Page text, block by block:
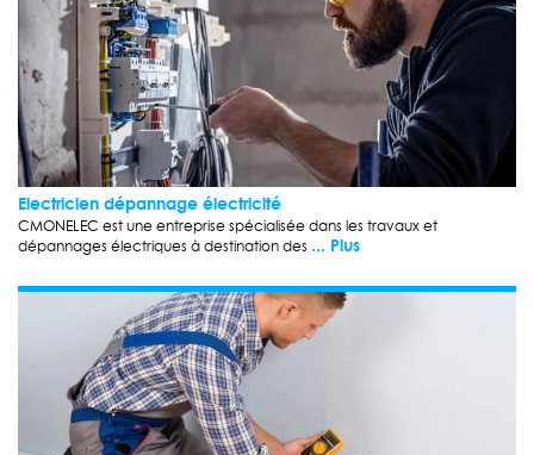
Electricien dépannage électricité
CMONELEC est une entreprise spécialisée dans les travaux et
dépannages électriques à destination des ... Plus